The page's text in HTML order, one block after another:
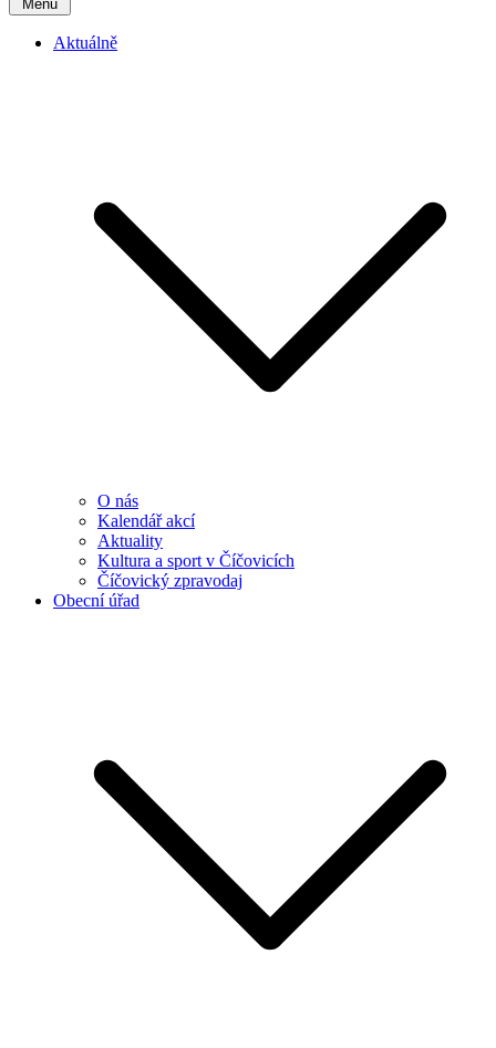
Menu
Aktuálně
O nás
Kalendář akcí
Aktuality
Kultura a sport v Číčovicích
Číčovický zpravodaj
Obecní úřad